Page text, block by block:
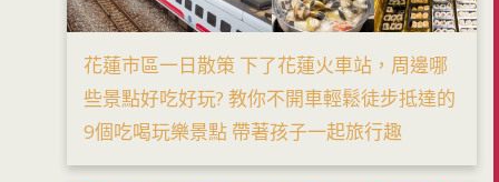
花蓮市區一日散策 下了花蓮火車站，周邊哪
些景點好吃好玩? 教你不開車輕鬆徒步抵達的
9個吃喝玩樂景點 帶著孩子一起旅行趣